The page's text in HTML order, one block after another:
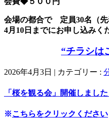
会場の都合で 定員30名（先
4月10日までにお申し込みく
“チラシは
2026年4月3日 | カテゴリー :
「桜を観る会」開催しました
※こちらをクリックください